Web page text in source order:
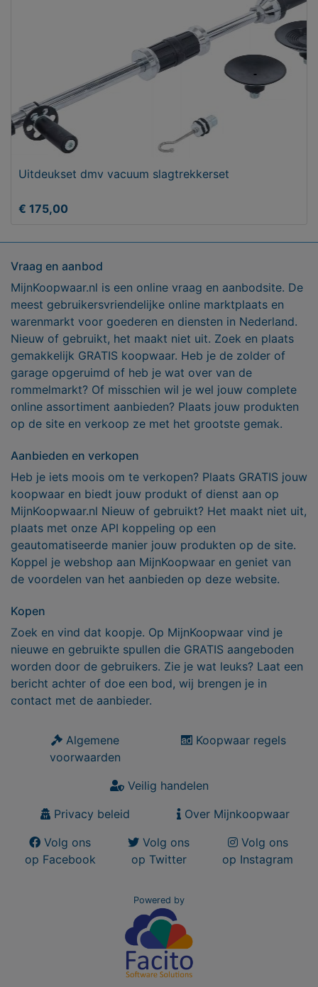
Uitdeukset dmv vacuum slagtrekkerset
€ 175,00
Vraag en aanbod
MijnKoopwaar.nl is een online vraag en aanbodsite. De
meest gebruikersvriendelijke online marktplaats en
warenmarkt voor goederen en diensten in Nederland.
Nieuw of gebruikt, het maakt niet uit. Zoek en plaats
gemakkelijk GRATIS koopwaar. Heb je de zolder of
garage opgeruimd of heb je wat over van de
rommelmarkt? Of misschien wil je wel jouw complete
online assortiment aanbieden? Plaats jouw produkten
op de site en verkoop ze met het grootste gemak.
Aanbieden en verkopen
Heb je iets moois om te verkopen? Plaats GRATIS jouw
koopwaar en biedt jouw produkt of dienst aan op
MijnKoopwaar.nl Nieuw of gebruikt? Het maakt niet uit,
plaats met onze API koppeling op een
geautomatiseerde manier jouw produkten op de site.
Koppel je webshop aan MijnKoopwaar en geniet van
de voordelen van het aanbieden op deze website.
Kopen
Zoek en vind dat koopje. Op MijnKoopwaar vind je
nieuwe en gebruikte spullen die GRATIS aangeboden
worden door de gebruikers. Zie je wat leuks? Laat een
bericht achter of doe een bod, wij brengen je in
contact met de aanbieder.
Algemene
voorwaarden
Koopwaar regels
Veilig handelen
Privacy beleid
Over Mijnkoopwaar
Volg ons
op Facebook
Volg ons
op Twitter
Volg ons
op Instagram
Powered by